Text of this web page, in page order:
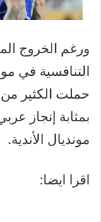
ورغم الخروج
التنافسية في
حملت الكثير من
بمثابة إنجاز
مونديال الأندية.
اقرا ايضا: